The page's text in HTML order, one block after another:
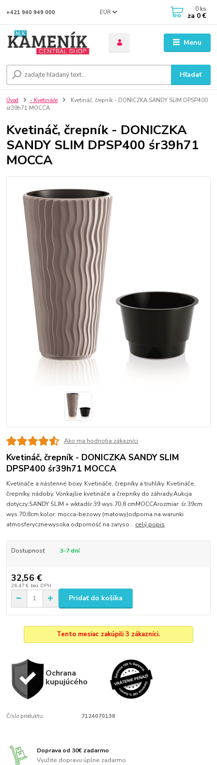
Menu
EUR
Hľadať
+421 940 949 000 0 ks
za 0 €
Úvod - Kvetináče
Kvetináč, črepník - DONICZKA SANDY SLIM DPSP400
śr39h71 MOCCA
Kvetináč, črepník - DONICZKA
SANDY SLIM DPSP400 śr39h71
MOCCA
Ako ma hodnotia zákazníci
Kvetináč, črepník - DONICZKA SANDY SLIM
DPSP400 śr39h71 MOCCA
Kvetináče a nástenné boxy. Kvetináče, črepníky a truhlíky. Kvetináče,
črepníky, nádoby. Vonkajšie kvetináče a črepníky do záhrady.Aukcja
dotyczy:SANDY SLIM + wkładśr.39 wys.70,8 cmMOCCArozmiar: śr.39cm.
wys.70,8cm.kolor: mocca-beżowy (matowy)odporna na warunki
atmosferycznewysoka odporność na zaryso... celý popis
Dostupnosť 3-7 dní
32,56 €
26,47 € bez DPH
Pridať do košíka
Tento mesiac zakúpili 3 zákazníci.
Ochrana
kupujúcého
Číslo produktu: 7124070138
Doprava od 30€ zadarmo
Využite dopravu úplne zadarmo